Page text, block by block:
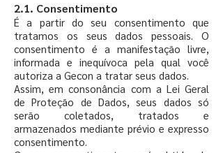
2.1. Consentimento
É a partir do seu consentimento que
tratamos os seus dados pessoais. O
consentimento é a manifestação livre,
informada e inequívoca pela qual você
autoriza a Gecon a tratar seus dados.
Assim, em consonância com a Lei Geral
de Proteção de Dados, seus dados só
serão coletados, tratados e
armazenados mediante prévio e expresso
consentimento.